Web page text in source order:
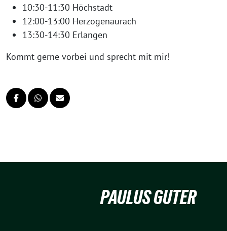
10:30-11:30 Höchstadt
12:00-13:00 Herzogenaurach
13:30-14:30 Erlangen
Kommt gerne vorbei und sprecht mit mir!
PAULUS GUTER